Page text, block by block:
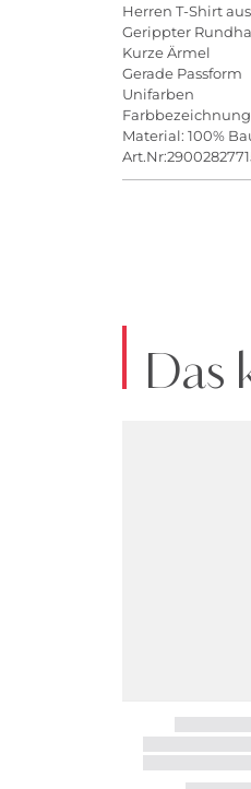
Herren T-Shirt
Gerippter
Kurze Ärmel
Gerade Passform
Unifarben
Material: 100%
Das